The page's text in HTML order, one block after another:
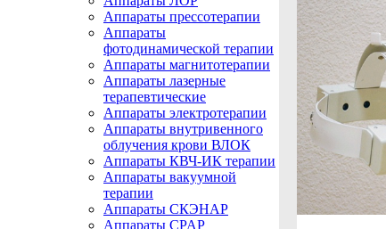
Аппараты прессотерапии
Аппараты
фотодинамической терапии
Аппараты магнитотерапии
Аппараты лазерные
терапевтические
Аппараты электротерапии
Аппараты внутривенного
облучения крови ВЛОК
Аппараты КВЧ-ИК терапии
Аппараты вакуумной
терапии
Аппараты СКЭНАР
Аппараты CPAP